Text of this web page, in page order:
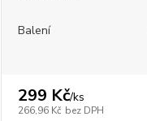
Balení
299 Kč/ks
266,96 Kč bez DPH